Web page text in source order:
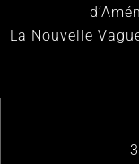
La Nouvelle